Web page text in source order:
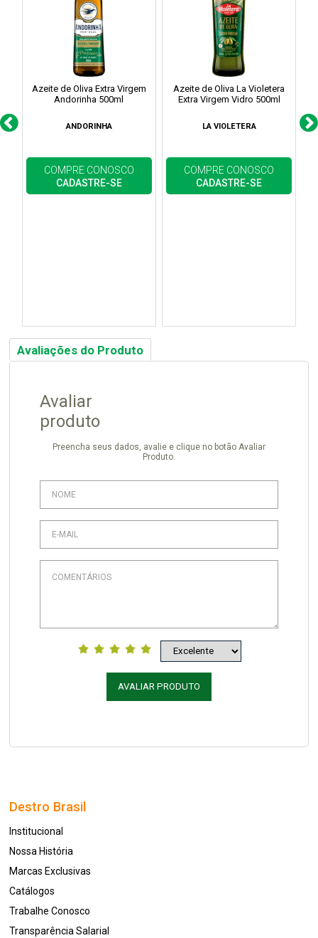
Azeite de Oliva Extra Virgem
Andorinha 500ml
ANDORINHA
COMPRE CONOSCO
CADASTRE-SE
Azeite de Oliva La Violetera
Extra Virgem Vidro 500ml
LA VIOLETERA
COMPRE CONOSCO
CADASTRE-SE
Avaliações do Produto
Avaliar
produto
Preencha seus dados, avalie e clique no botão Avaliar
Produto.
AVALIAR PRODUTO
Destro Brasil
Institucional
Nossa História
Marcas Exclusivas
Catálogos
Trabalhe Conosco
Transparência Salarial